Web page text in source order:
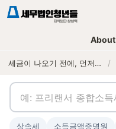
About
세금이 나오기 전에, 먼저 연락하는 세무법인 /
상속세 소득금액증명원